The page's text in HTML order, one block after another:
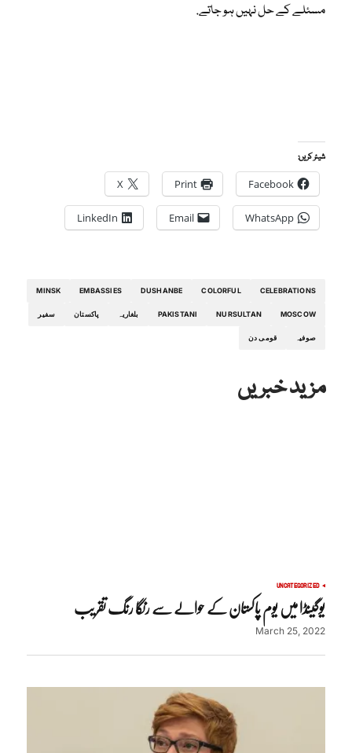
مسئلے کے حل نہیں ہو جاتے.
شیئر کریں:
Facebook
Print
X
WhatsApp
Email
LinkedIn
CELEBRATIONS
COLORFUL
DUSHANBE
EMBASSIES
MINSK
MOSCOW
NURSULTAN
PAKISTANI بلغاریہ پاکستان سفیر
صوفیہ قومی دن
مزید خبریں
UNCATEGORIZED
یوگینڈا میں یوم پاکستان کے حوالے سے رنگا رنگ تقریب
March 25, 2022